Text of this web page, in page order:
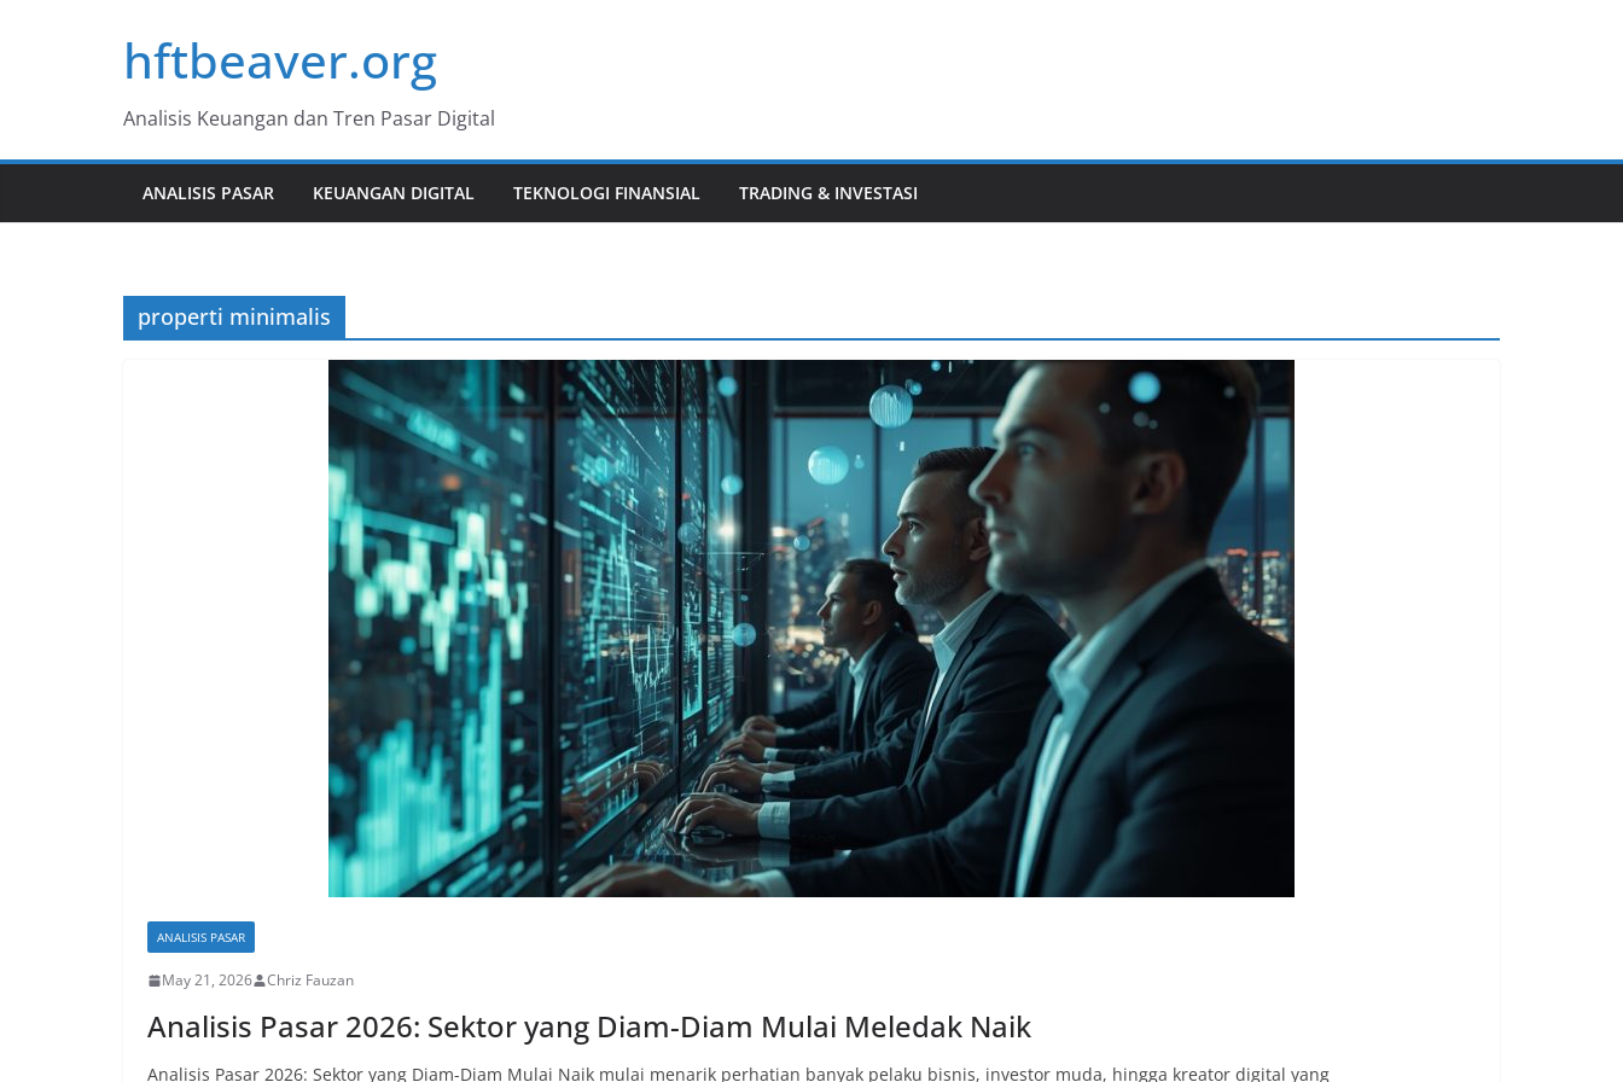
hftbeaver.org
Analisis Keuangan dan Tren Pasar Digital
ANALISIS PASAR KEUANGAN DIGITAL TEKNOLOGI FINANSIAL TRADING & INVESTASI
properti minimalis
ANALISIS PASAR
May 21, 2026 Chriz Fauzan
Analisis Pasar 2026: Sektor yang Diam-Diam Mulai Meledak Naik
Analisis Pasar 2026: Sektor yang Diam-Diam Mulai Naik mulai menarik perhatian banyak pelaku bisnis, investor muda, hingga kreator digital yang